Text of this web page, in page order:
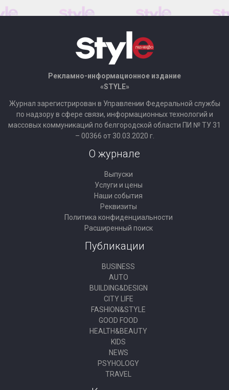
Рекламно-информационное издание
«STYLE»
Журнал зарегистрирован в Управлении Федеральной службы
по надзору в сфере связи, информационных технологий и
массовых коммуникаций по белгородской области ПИ № ТУ 31
– 00366 от 30.03.2020 г.
О журнале
Выпуски
Услуги и цены
Наши события
Реквизиты
Политика конфиденциальности
Расширенный поиск
Публикации
BUSINESS
AUTO
BUILDING&DESIGN
CITY LIFE
FASHION&STYLE
GOOD FOOD
HEALTH&BEAUTY
KIDS
NEWS
PSYHOLOGY
TRAVEL